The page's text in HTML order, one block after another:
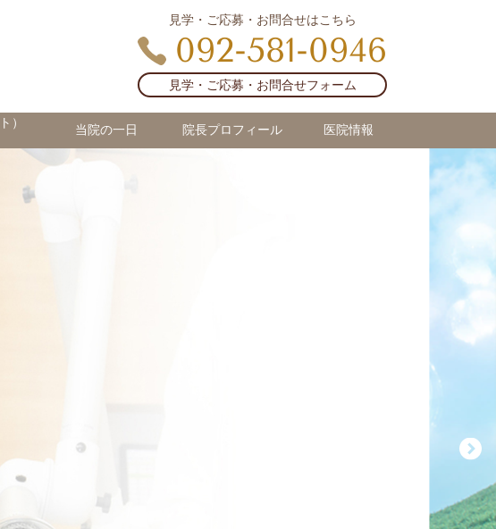
見学・ご応募・お問合せはこちら
092-581-0946
見学・ご応募・お問合せフォーム
）
当院の一日 院長プロフィール 医院情報